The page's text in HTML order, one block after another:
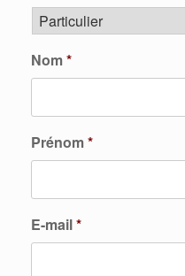
Nom*
Prénom*
E-mail*